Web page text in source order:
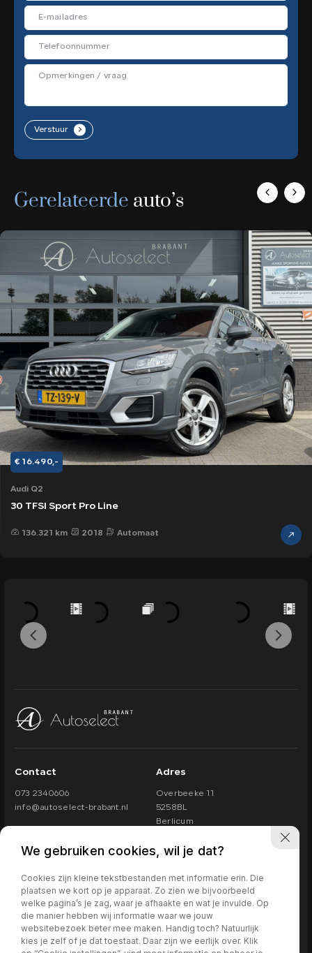
Verstuur .
Gerelateerde auto’s
€ 16.490,-
Audi Q2
30 TFSI Sport Pro Line
136.321 km 2018 Automaat
Contact
073 2340606
info@autoselect-brabant.nl
Adres
Overbeeke 11
5258BL
Berlicum
Maandag t/m vrijdag van
09.30 - 17.30
Bij beschikbaarheid ook in de avond of op zondag.
We gebruiken cookies, wil je dat?
Cookies zijn kleine tekstbestanden met informatie erin. Die
plaatsen we kort op je apparaat. Zo zien we bijvoorbeeld
welke pagina’s je zag, waar je afhaakte en wat je invulde. Op
die manier hebben wij informatie waar we jouw
websitebezoek beter mee maken. Handig toch? Natuurlijk
kies je zelf of je dat toestaat. Daar zijn we eerlijk over. Klik